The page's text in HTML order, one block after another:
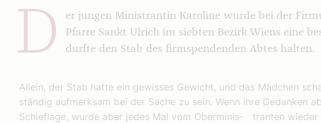
D
er jungen Ministrantin Karoline wurde bei der
Pfarre Sankt Ulrich im siebten Bezirk Wiens eine
durfte den Stab des firmspendenden Abtes halten.
Allein, der Stab hatte ein gewisses Gewicht, und das Mädchen
ständig aufmerksam bei der Sache zu sein. Wenn ihre Gedanken
Schieflage, wurde aber jedes Mal vom Oberminis- tranten